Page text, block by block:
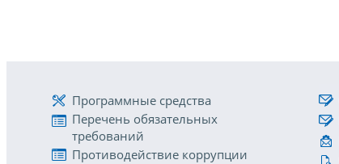
Программные средства
Перечень обязательных
требований
Противодействие коррупции